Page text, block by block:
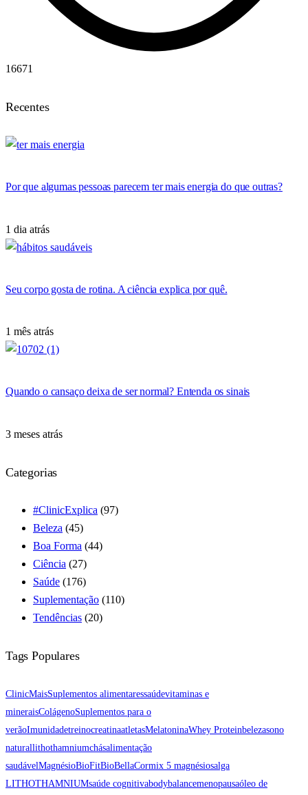
16671
Recentes
Por que algumas pessoas parecem ter mais energia do que outras?
1 dia atrás
Seu corpo gosta de rotina. A ciência explica por quê.
1 mês atrás
Quando o cansaço deixa de ser normal? Entenda os sinais
3 meses atrás
Categorias
#ClinicExplica (97)
Beleza (45)
Boa Forma (44)
Ciência (27)
Saúde (176)
Suplementação (110)
Tendências (20)
Tags Populares
ClinicMaisSuplementos alimentaressaúdevitaminas e
mineraisColágenoSuplementos para o
verãoImunidadetreinocreatinaatletasMelatoninaWhey Proteinbelezasono
naturallithothamniumchásalimentação
saudávelMagnésioBioFitBioBellaCormix 5 magnésiosalga
LITHOTHAMNIUMsaúde cognitivabodybalancemenopausaóleo de